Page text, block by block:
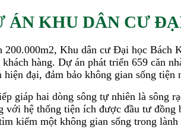
ÁN KHU DÂN CƯ
200.000m2, Khu dân cư Đại học Bách
hàng. Dự án phát triển 659 căn
đại, đảm bảo không gian sống tiện
giáp hai dòng sông tự nhiên là sông
với hệ thống tiện ích được đầu tư
kiếm một không gian sống trong lành